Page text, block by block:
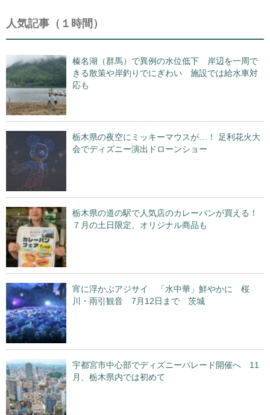
人気記事（１時間）
榛名湖（群馬）で異例の水位低下 岸辺を一周で
きる散策や岸釣りでにぎわい 施設では給水車対
応も
栃木県の夜空にミッキーマウスが…！ 足利花火大
会でディズニー演出ドローンショー
栃木県の道の駅で人気店のカレーパンが買える！
７月の土日限定、オリジナル商品も
宵に浮かぶアジサイ 「水中華」鮮やかに 桜
川・雨引観音 7月12日まで 茨城
宇都宮市中心部でディズニーパレード開催へ 11
月、栃木県内では初めて